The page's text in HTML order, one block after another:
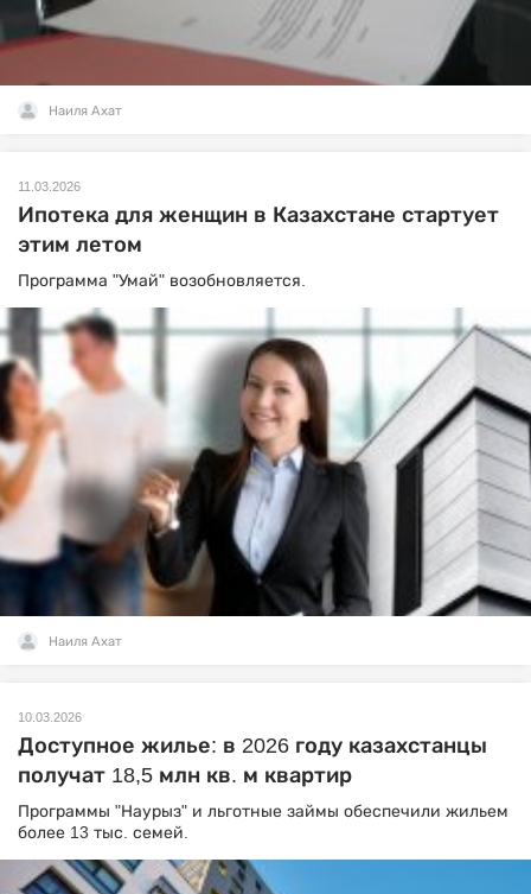
Наиля Ахат
11.03.2026
Ипотека для женщин в Казахстане стартует
этим летом
Программа "Умай" возобновляется.
Наиля Ахат
10.03.2026
Доступное жилье: в 2026 году казахстанцы
получат 18,5 млн кв. м квартир
Программы "Наурыз" и льготные займы обеспечили жильем
более 13 тыс. семей.